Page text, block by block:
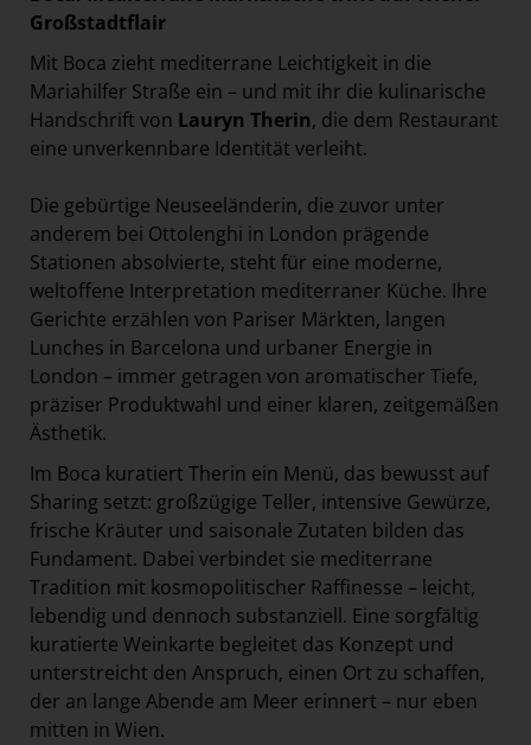
Großstadtflair
Mit Boca zieht mediterrane Leichtigkeit in die
Mariahilfer Straße ein – und mit ihr die kulinarische
Handschrift von Lauryn Therin, die dem Restaurant
eine unverkennbare Identität verleiht.
Die gebürtige Neuseeländerin, die zuvor unter
anderem bei Ottolenghi in London prägende
Stationen absolvierte, steht für eine moderne,
weltoffene Interpretation mediterraner Küche. Ihre
Gerichte erzählen von Pariser Märkten, langen
Lunches in Barcelona und urbaner Energie in
London – immer getragen von aromatischer Tiefe,
präziser Produktwahl und einer klaren, zeitgemäßen
Ästhetik.
Im Boca kuratiert Therin ein Menü, das bewusst auf
Sharing setzt: großzügige Teller, intensive Gewürze,
frische Kräuter und saisonale Zutaten bilden das
Fundament. Dabei verbindet sie mediterrane
Tradition mit kosmopolitischer Raffinesse – leicht,
lebendig und dennoch substanziell. Eine sorgfältig
kuratierte Weinkarte begleitet das Konzept und
unterstreicht den Anspruch, einen Ort zu schaffen,
der an lange Abende am Meer erinnert – nur eben
mitten in Wien.